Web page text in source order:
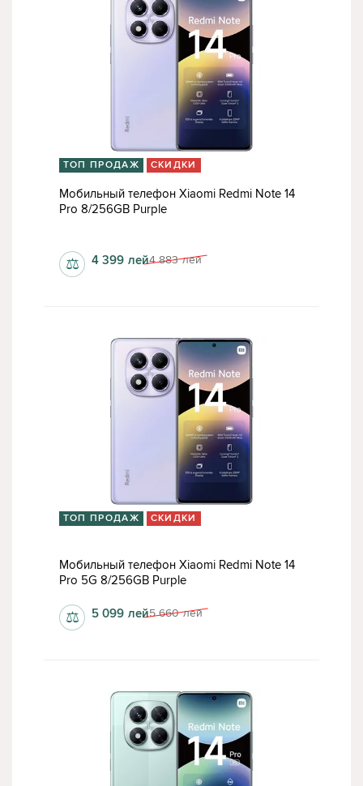
ТОП ПРОДАЖ СКИДКИ
Мобильный телефон Xiaomi Redmi Note 14
Pro 8/256GB Purple
1080 x 2400 пкс 4 883 лей
4 399 лей
⚖
ТОП ПРОДАЖ СКИДКИ
Мобильный телефон Xiaomi Redmi Note 14
Pro 5G 8/256GB Purple
5 660 лей
5 099 лей
⚖